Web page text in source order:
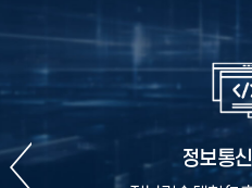
정보통